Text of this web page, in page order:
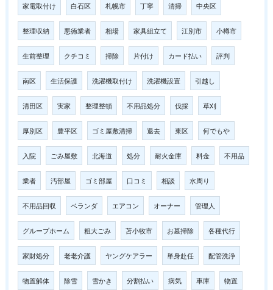
家電取付け 白石区 札幌市 丁寧 清掃 中央区
整理収納 悪徳業者 相場 家具組立て 江別市 小樽市
生前整理 クチコミ 掃除 片付け カード払い 評判
南区 生活保護 洗濯機取付け 洗濯機設置 引越し
清田区 実家 整理整頓 不用品処分 伐採 草刈
厚別区 豊平区 ゴミ屋敷清掃 退去 東区 何でもや
入院 ごみ屋敷 北海道 処分 耐火金庫 料金 不用品
業者 汚部屋 ゴミ部屋 口コミ 相談 水周り
不用品回収 ベランダ エアコン オーナー 管理人
グループホーム 粗大ごみ 苫小牧市 お墓掃除 各種代行
家財処分 老老介護 ヤングケアラー 単身赴任 配管洗浄
物置解体 除雪 雪かき 分割払い 病気 車庫 物置